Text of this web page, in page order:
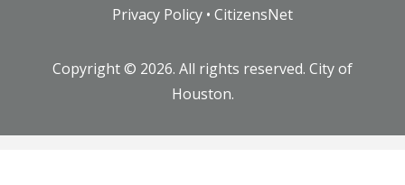
Privacy Policy • CitizensNet
Copyright © 2026. All rights reserved. City of
Houston.